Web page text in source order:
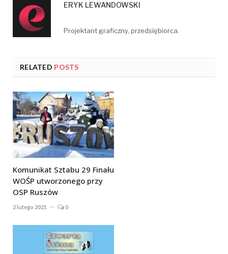
ERYK LEWANDOWSKI
Projektant graficzny, przedsiębiorca.
RELATED POSTS
Komunikat Sztabu 29 Finału
WOŚP utworzonego przy
OSP Ruszów
2 lutego 2021 0